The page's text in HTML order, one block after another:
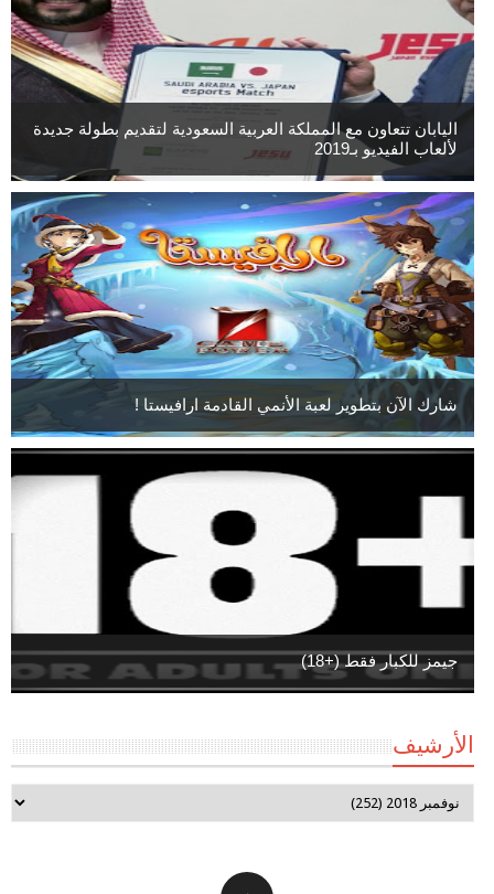
اليابان تتعاون مع المملكة العربية السعودية لتقديم بطولة جديدة
لألعاب الفيديو بـ2019
شارك الآن بتطوير لعبة الأنمي القادمة ارافيستا !
جيمز للكبار فقط (+18)
الأرشيف